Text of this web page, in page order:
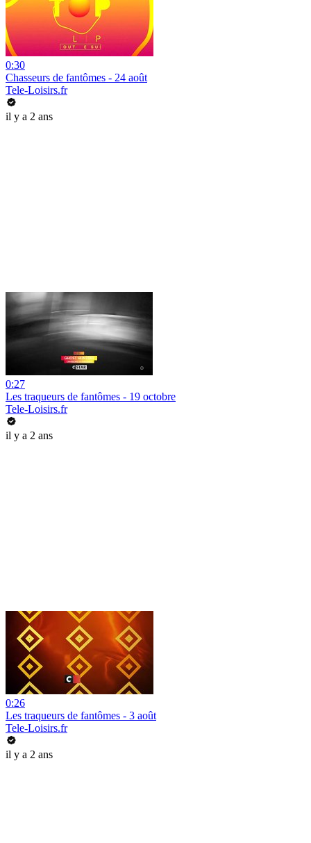
0:30
Chasseurs de fantômes - 24 août
Tele-Loisirs.fr
il y a 2 ans
0:27
Les traqueurs de fantômes - 19 octobre
Tele-Loisirs.fr
il y a 2 ans
0:26
Les traqueurs de fantômes - 3 août
Tele-Loisirs.fr
il y a 2 ans